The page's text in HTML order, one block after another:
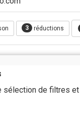
3 réductions
sélection de filtres et